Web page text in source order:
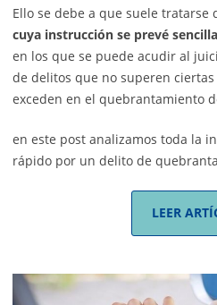
Ello se debe a que suele tratarse
cuya instrucción se prevé sencilla
en los que se puede acudir al
de delitos que no superen
exceden en el quebrantamiento
en este post analizamos toda la
rápido por un delito de
LEER